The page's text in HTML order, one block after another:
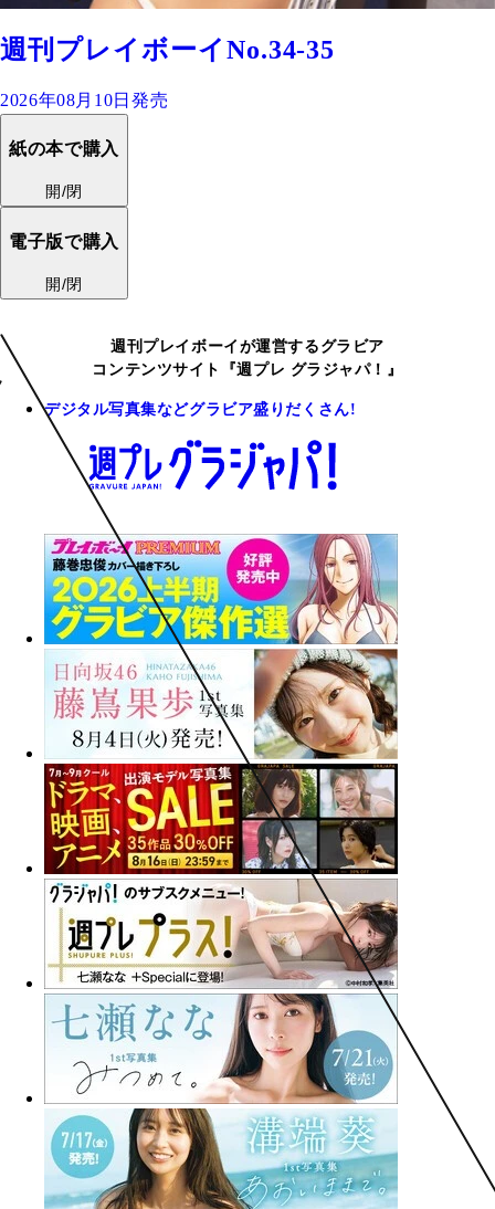
週刊プレイボーイNo.34-35
2026年08月10日発売
紙の本で購入
開/閉
電子版で購入
開/閉
週刊プレイボーイが運営するグラビア
コンテンツサイト『週プレ グラジャパ！』
デジタル写真集などグラビア盛りだくさん!